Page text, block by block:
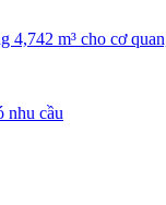
m³ cho cơ
nhu cầu